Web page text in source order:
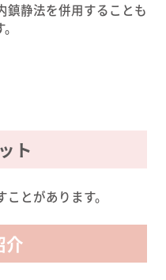
鎮静法を併用することも
ト
とがあります。
介